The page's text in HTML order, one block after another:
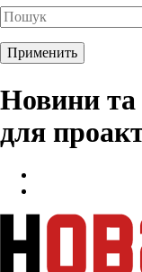
Новини та
для